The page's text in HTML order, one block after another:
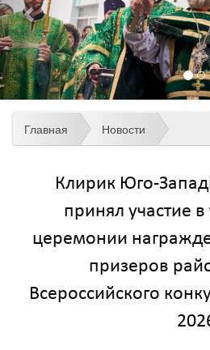
Главная Новости
Клирик Юго-
принял участие
церемонии
призеров
Всероссийского